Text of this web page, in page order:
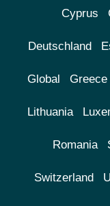
Cyprus
Deutschland
Global Greece
Lithuania
Romania
Switzerland